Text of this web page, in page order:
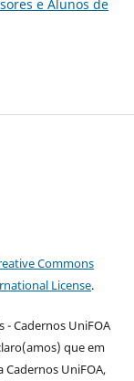
e Alunos de
Commons
License.
- Cadernos UniFOA
que em
UniFOA,